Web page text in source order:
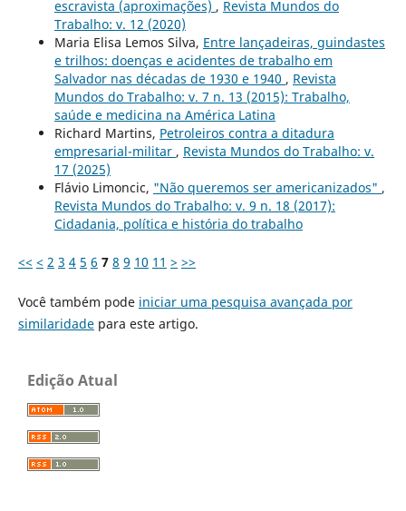
escravista (aproximações) , Revista Mundos do
Trabalho: v. 12 (2020)
Maria Elisa Lemos Silva, Entre lançadeiras, guindastes
e trilhos: doenças e acidentes de trabalho em
Salvador nas décadas de 1930 e 1940 , Revista
Mundos do Trabalho: v. 7 n. 13 (2015): Trabalho,
saúde e medicina na América Latina
Richard Martins, Petroleiros contra a ditadura
empresarial-militar , Revista Mundos do Trabalho: v.
17 (2025)
Flávio Limoncic, "Não queremos ser americanizados" ,
Revista Mundos do Trabalho: v. 9 n. 18 (2017):
Cidadania, política e história do trabalho
<< < 2 3 4 5 6 7 8 9 10 11 > >>
Você também pode iniciar uma pesquisa avançada por
similaridadepara este artigo.
Edição Atual